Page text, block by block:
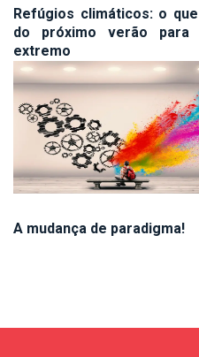
Refúgios climáticos: o
do próximo verão
extremo
A mudança de paradigma!